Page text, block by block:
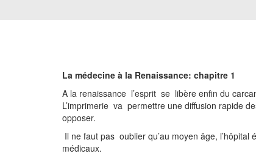
La médecine à la Renaissance: chapitre 1
A la renaissance l’esprit se libère enfin du
L’imprimerie va permettre une diffusion rapide
Il ne faut pas oublier qu’au moyen âge,